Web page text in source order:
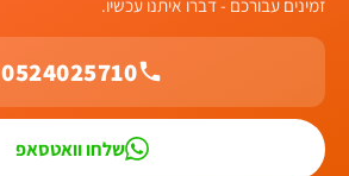
0524025710
שלחו וואטסאפ